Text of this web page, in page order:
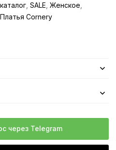
SALE Женское
Платья Cornery
через Telegram